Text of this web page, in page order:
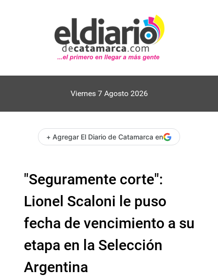
Viernes 7 Agosto 2026
+ Agregar El Diario de Catamarca en
"Seguramente corte":
Lionel Scaloni le puso
fecha de vencimiento a su
etapa en la Selección
Argentina